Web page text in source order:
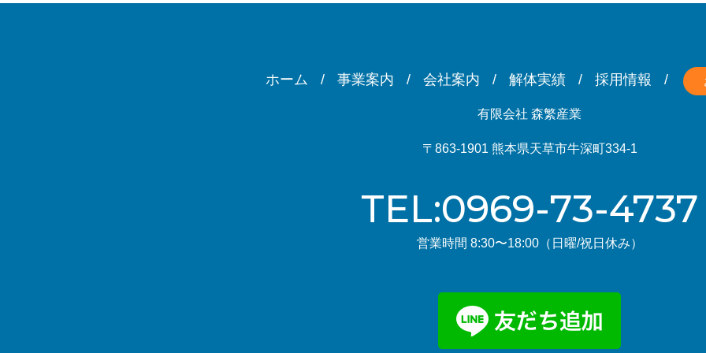
ホーム 事業案内 会社案内 解体実績 採用情報
有限会社 森繁産業
〒863-1901 熊本県天草市牛深町334-1
TEL:0969-73-4737
営業時間 8:30〜18:00（日曜/祝日休み）